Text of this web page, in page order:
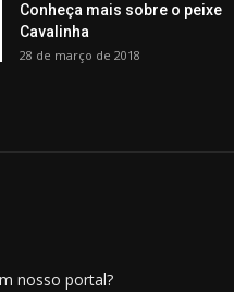
Conheça mais sobre o peixe
Cavalinha
28 de março de 2018
nosso portal?